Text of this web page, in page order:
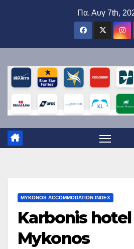
Πα. Αυγ 7th,
MYKONOS ACCOMMODATION INDEX
Karbonis
Mykonos